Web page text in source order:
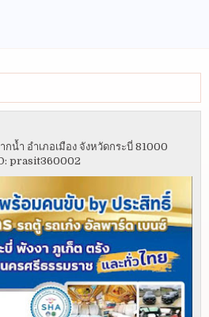
น้ำ อำเภอเมือง จังหวัดกระบี่ 81000
prasit360002